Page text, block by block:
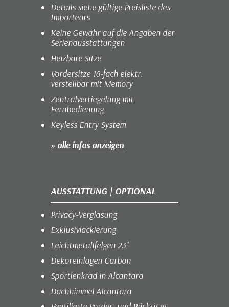
Details siehe gültige Preisliste des
Importeurs
Keine Gewähr auf die Angaben der
Serienausstattungen
Heizbare Sitze
Vordersitze 16-fach elektr.
verstellbar mit Memory
Zentralverriegelung mit
Fernbedienung
Keyless Entry System
» alle infos anzeigen
AUSSTATTUNG | OPTIONAL
Privacy-Verglasung
Exklusivlackierung
Leichtmetallfelgen 23"
Dekoreinlagen Carbon
Sportlenkrad in Alcantara
Dachhimmel Alcantara